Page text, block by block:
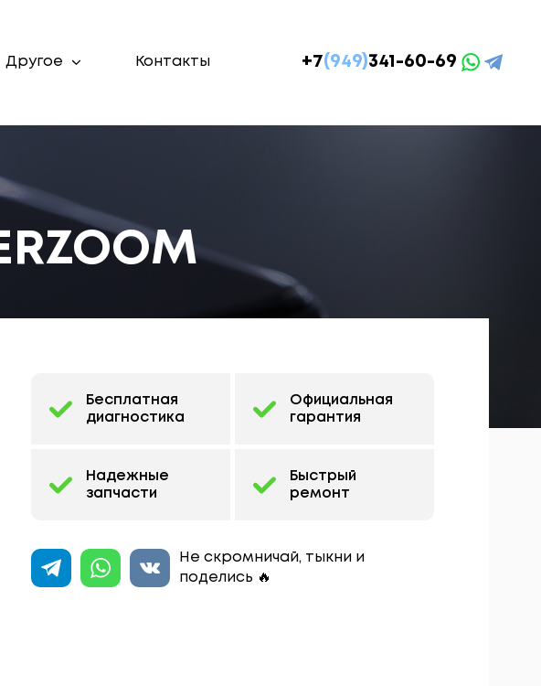
Другое Контакты +7(949)341-60-69
Бесплатная
диагностика
Официальная
гарантия
Надежные
запчасти
Быстрый
ремонт
Не скромничай, тыкни и
поделись 🔥